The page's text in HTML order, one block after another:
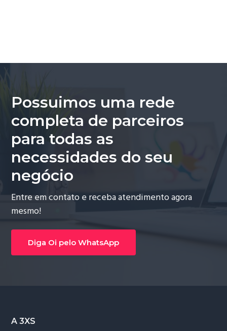
Possuimos uma rede
completa de parceiros
para todas as
necessidades do seu
negócio
Entre em contato e receba atendimento agora
mesmo!
Diga Oi pelo WhatsApp
Footer
A 3XS